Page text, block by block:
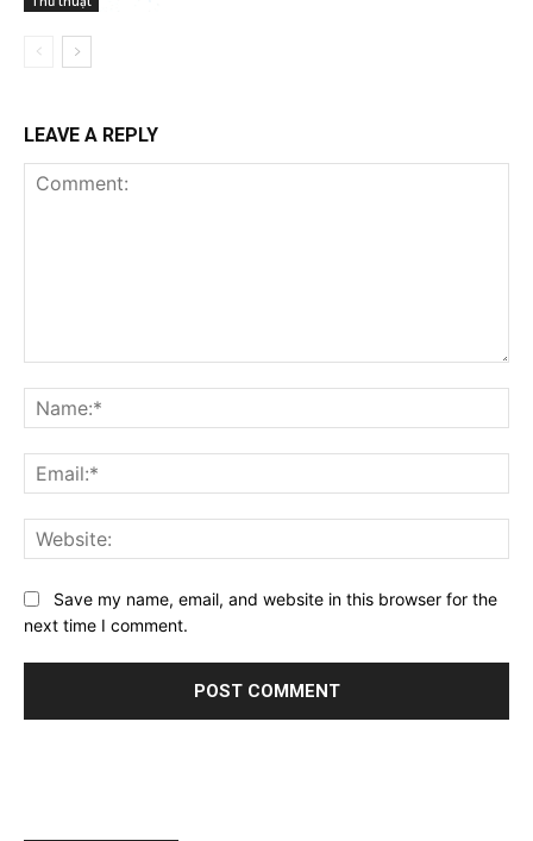
LEAVE A REPLY
Save my name, email, and website in this browser for the
next time I comment.